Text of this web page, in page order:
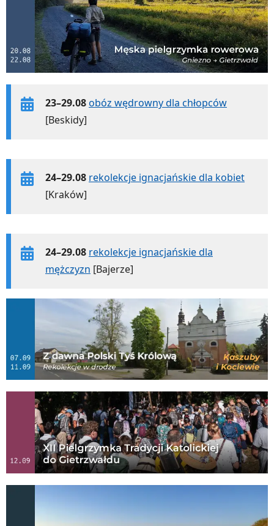
23–29.08obóz wędrowny dla chłopców
[Beskidy]
24–29.08 rekolekcje ignacjańskie dla kobiet
[Kraków]
24–29.08 rekolekcje ignacjańskie dla
mężczyzn [Bajerze]